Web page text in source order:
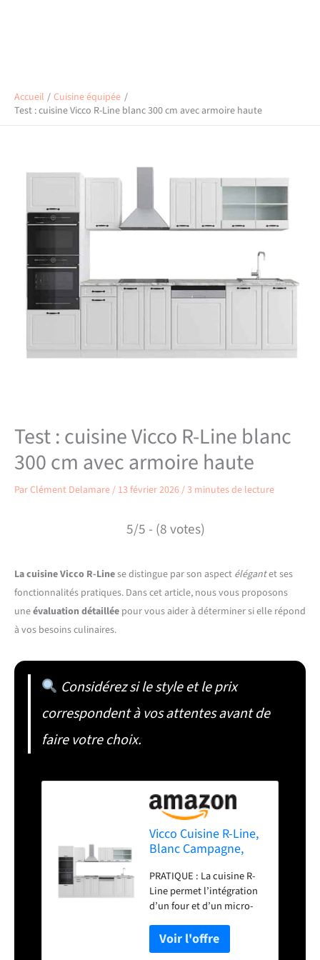
Accueil
Cuisine équipée
Test : cuisine Vicco R-Line blanc 300 cm avec armoire haute
Test : cuisine Vicco R-Line blanc
300 cm avec armoire haute
ParClément Delamare/ 13 février 2026/3 minutes de lecture
5/5 - (8 votes)
La cuisine Vicco R-Linese distingue par son aspect élégantet ses
fonctionnalités pratiques. Dans cet article, nous vous proposons
uneévaluation détaillée pour vous aider à déterminer si elle répond
à vos besoins culinaires.
Considérez si le style et le prix
correspondent à vos attentes avant de
faire votre choix.
Vicco Cuisine R-Line,
Blanc Campagne,
PRATIQUE : La cuisine R-
Line permet l’intégration
d’un four et d’un micro-
ondes dans une colonne
haute. Des façades
entièrement intégrées